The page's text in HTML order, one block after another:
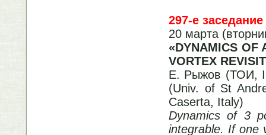
297-е заседание
20 марта
«DYNAMICS OF
VORTEX
Е. Рыжов (ТОИ,
(Univ. of St
Caserta, Italy)
Dynamics of 3
integrable. If one